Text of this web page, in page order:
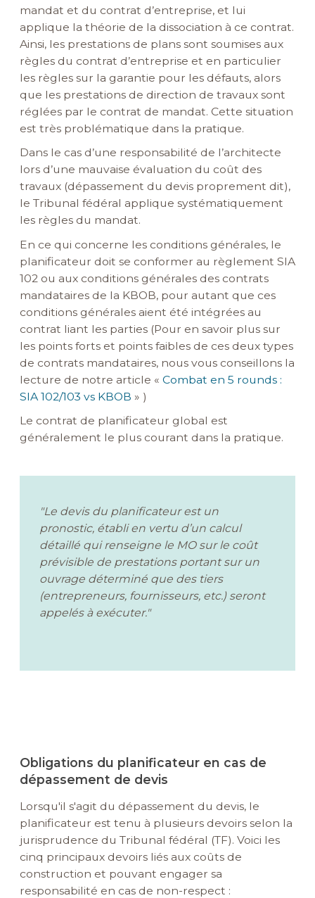
mandat et du contrat d’entreprise, et lui
applique la théorie de la dissociation à ce contrat.
Ainsi, les prestations de plans sont soumises aux
règles du contrat d’entreprise et en particulier
les règles sur la garantie pour les défauts, alors
que les prestations de direction de travaux sont
réglées par le contrat de mandat. Cette situation
est très problématique dans la pratique.
Dans le cas d’une responsabilité de l’architecte
lors d’une mauvaise évaluation du coût des
travaux (dépassement du devis proprement dit),
le Tribunal fédéral applique systématiquement
les règles du mandat.
En ce qui concerne les conditions générales, le
planificateur doit se conformer au règlement SIA
102 ou aux conditions générales des contrats
mandataires de la KBOB, pour autant que ces
conditions générales aient été intégrées au
contrat liant les parties (Pour en savoir plus sur
les points forts et points faibles de ces deux types
de contrats mandataires, nous vous conseillons la
lecture de notre article « Combat en 5 rounds :
SIA 102/103 vs KBOB » )
Le contrat de planificateur global est
généralement le plus courant dans la pratique.
"Le devis du planificateur est un
pronostic, établi en vertu d’un calcul
détaillé qui renseigne le MO sur le coût
prévisible de prestations portant sur un
ouvrage déterminé que des tiers
(entrepreneurs, fournisseurs, etc.) seront
appelés à exécuter."
Obligations du planificateur en cas de
dépassement de devis
Lorsqu'il s'agit du dépassement du devis, le
planificateur est tenu à plusieurs devoirs selon la
jurisprudence du Tribunal fédéral (TF). Voici les
cinq principaux devoirs liés aux coûts de
construction et pouvant engager sa
responsabilité en cas de non-respect :